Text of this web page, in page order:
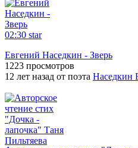
02:30 star
Евгений Наседкин - Зверь
1223 просмотров
12 лет назад от поэта Наседкин